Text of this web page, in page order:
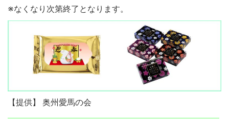
※なくなり次第終了となります。
【提供】 奥州愛馬の会